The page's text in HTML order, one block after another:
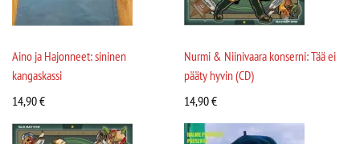
Aino ja Hajonneet: sininen
kangaskassi
14,90€
Nurmi & Niinivaara konserni: Tää ei
pääty hyvin (CD)
14,90€